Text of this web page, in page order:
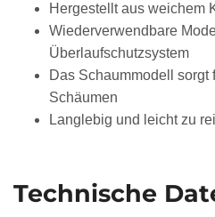
Hergestellt aus weichem
Wiederverwendbare
Überlaufschutzsystem
Das Schaummodell
Schäumen
Langlebig und leicht zu
Technische